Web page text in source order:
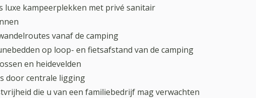
luxe kampeerplekken met privé sanitair
vanaf de camping
op loop- en fietsafstand van de camping
en heidevelden
door centrale ligging
die u van een familiebedrijf mag verwachten